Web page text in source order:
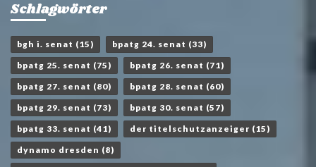
Schlagwörter
bgh i. senat (15) bpatg 24. senat (33)
bpatg 25. senat (75) bpatg 26. senat (71)
bpatg 27. senat (80) bpatg 28. senat (60)
bpatg 29. senat (73) bpatg 30. senat (57)
bpatg 33. senat (41) der titelschutzanzeiger (15)
dynamo dresden (8)